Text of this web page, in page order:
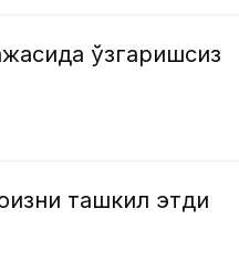
ўзгаришсиз
ташкил этди